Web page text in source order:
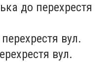
до перехрестя
перехрестя вул.
вул.